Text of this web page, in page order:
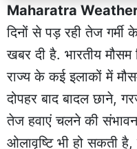
Maharatra
दिनों से पड़ रही तेज गर्मी
खबर दी है. भारतीय मौसम
राज्य के कई इलाकों में
दोपहर बाद बादल छाने,
तेज हवाएं चलने की
ओलावृष्टि भी हो सकती